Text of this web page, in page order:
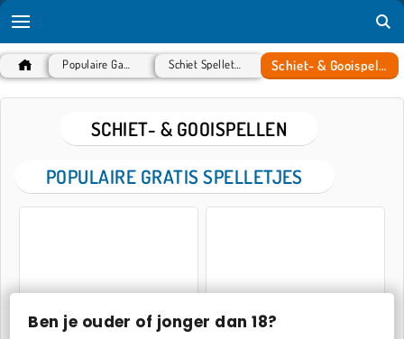
Ben je ouder of jonger dan 18?
Schiet- & Gooispellen
SCHIET- & GOOISPELLEN
POPULAIRE GRATIS SPELLETJES
Special Strike: DLC 3 Slingshot Fortress